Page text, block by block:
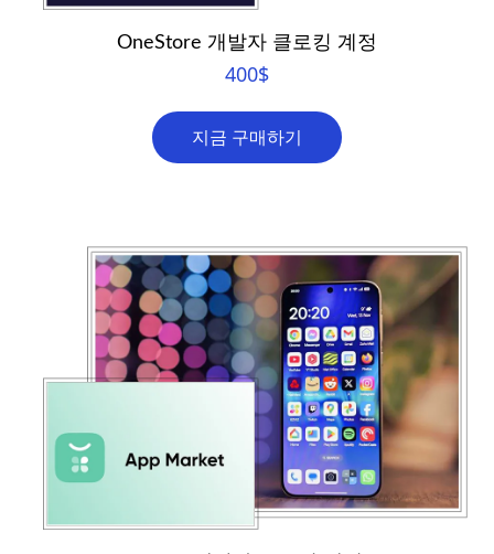
OneStore 개발자 클로킹 계정
400$
지금 구매하기